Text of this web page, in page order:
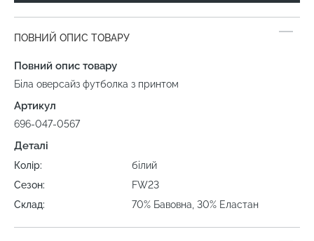
ПОВНИЙ ОПИС ТОВАРУ
Повний опис товару
Біла оверсайз футболка з принтом
Артикул
696-047-0567
Деталі
Колір:
білий
Сезон:
FW23
Склад:
70% Бавовна, 30% Еластан